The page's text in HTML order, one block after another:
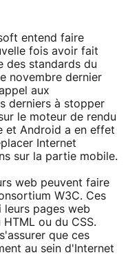
entend faire
fois avoir fait
des standards du
novembre dernier
aux
derniers à stopper
le moteur de rendu
et Android a en effet
Internet
sur la partie mobile.
web peuvent faire
W3C. Ces
pages web
ou du CSS.
que ces
au sein d'Internet